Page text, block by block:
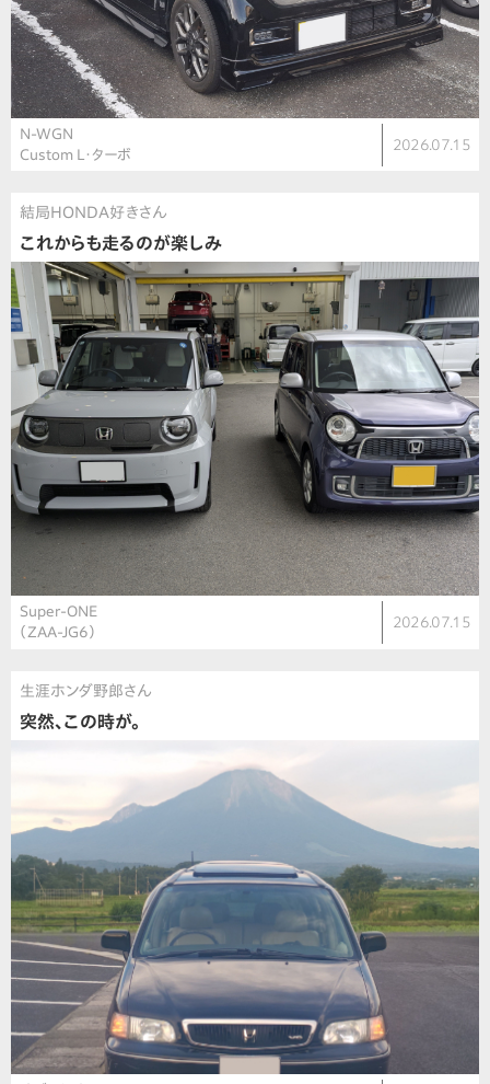
N-WGN
Custom L・ターボ
2026.07.15
結局HONDA好きさん
これからも走るのが楽しみ
Super-ONE
（ZAA-JG6）
2026.07.15
生涯ホンダ野郎さん
突然、この時が。